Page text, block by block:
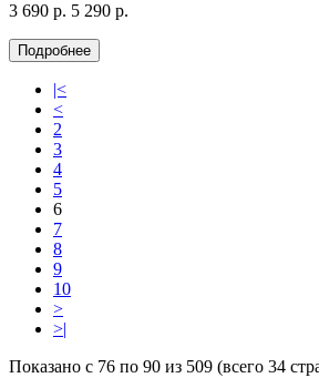
3 690 р. 5 290 р.
|<
<
2
3
4
5
6
7
8
9
10
>
>|
Показано с 76 по 90 из 509 (всего 34